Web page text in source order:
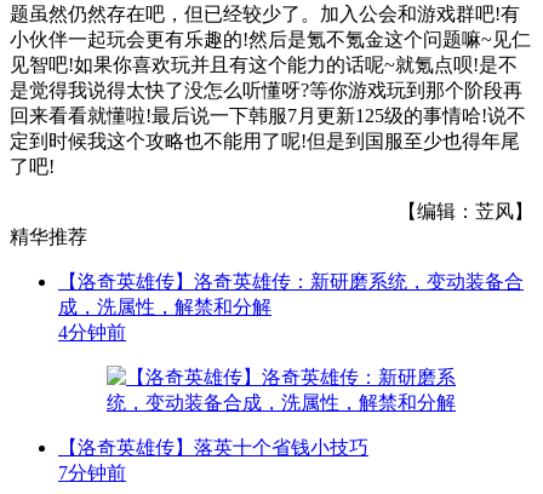
题虽然仍然存在吧，但已经较少了。加入公会和游戏群吧!有
小伙伴一起玩会更有乐趣的!然后是氪不氪金这个问题嘛~见仁
见智吧!如果你喜欢玩并且有这个能力的话呢~就氪点呗!是不
是觉得我说得太快了没怎么听懂呀?等你游戏玩到那个阶段再
回来看看就懂啦!最后说一下韩服7月更新125级的事情哈!说不
定到时候我这个攻略也不能用了呢!但是到国服至少也得年尾
了吧!
【编辑：苙风】
精华推荐
【洛奇英雄传】洛奇英雄传：新研磨系统，变动装备合
成，洗属性，解禁和分解
4分钟前
【洛奇英雄传】落英十个省钱小技巧
7分钟前